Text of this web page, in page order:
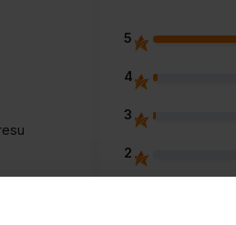
5
4
3
2